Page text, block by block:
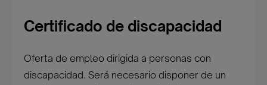
Certificado de discapacidad
Oferta de empleo dirigida a personas con
discapacidad. Será necesario disponer de un